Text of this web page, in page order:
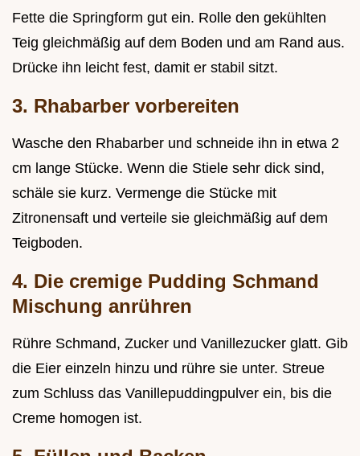
Fette die Springform gut ein. Rolle den gekühlten
Teig gleichmäßig auf dem Boden und am Rand aus.
Drücke ihn leicht fest, damit er stabil sitzt.
3. Rhabarber vorbereiten
Wasche den Rhabarber und schneide ihn in etwa 2
cm lange Stücke. Wenn die Stiele sehr dick sind,
schäle sie kurz. Vermenge die Stücke mit
Zitronensaft und verteile sie gleichmäßig auf dem
Teigboden.
4. Die cremige Pudding Schmand
Mischung anrühren
Rühre Schmand, Zucker und Vanillezucker glatt. Gib
die Eier einzeln hinzu und rühre sie unter. Streue
zum Schluss das Vanillepuddingpulver ein, bis die
Creme homogen ist.